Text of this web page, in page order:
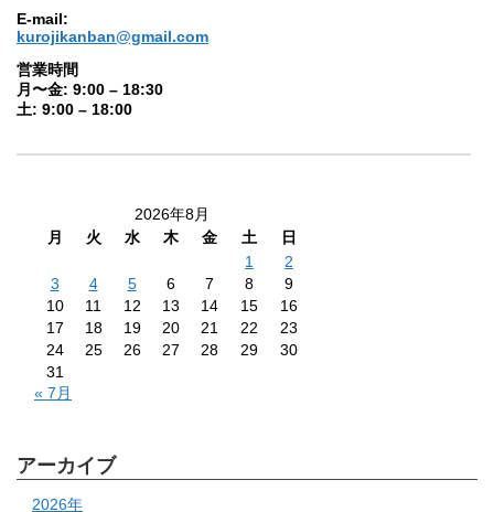
E-mail:
kurojikanban@gmail.com
営業時間
月〜金: 9:00 – 18:30
土: 9:00 – 18:00
2026年8月
月
火 水 木 金 土
日
1
2
3
4 5 6 7 8
9
10
11 12 13 14 15
16
17
18 19 20 21 22
23
24
25 26 27 28 29
30
31
« 7月
アーカイブ
2026年